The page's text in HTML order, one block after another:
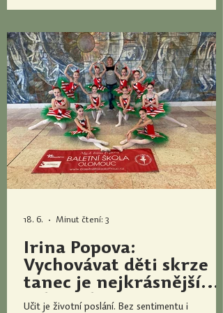
Černý, Ph.D. Do Ol
Irina Popova:
Vychovávat děti skrze
tanec je nejkrásnější
role mého života
Učit je životní poslání. Bez sentimentu i
18. 6. Minut čtení: 3